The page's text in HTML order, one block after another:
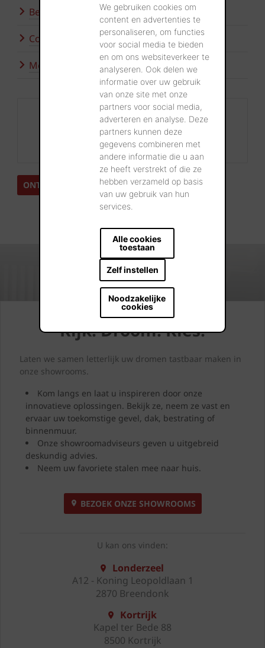
We gebruiken cookies om
content en advertenties te
personaliseren, om functies
voor social media te bieden
en om ons websiteverkeer te
analyseren. Ook delen we
informatie over uw gebruik
van onze site met onze
partners voor social media,
adverteren en analyse. Deze
partners kunnen deze
gegevens combineren met
andere informatie die u aan
ze heeft verstrekt of die ze
hebben verzameld op basis
van uw gebruik van hun
services.
Alle cookies
toestaan
Zelf instellen
Noodzakelijke
cookies
Bezoek onze showroom
Contacteer ons
Meer inspiratie
Contact
+32 56 24 96 38
info@wienerberger.be
ONTDEK DE IMPERIUM ALBIUS GEVELSTEEN
Kijk. Droom. Kies.
Laten we samen letterlijk uw dromen tastbaar maken in
onze showrooms.
Kom langs en laat u inspireren door onze
innovatieve oplossingen. Bekijk ze, neem ze vast en
ervaar uw toekomstige gevel, dak, bestrating of
binnenmuur.
Onze showroomadviseurs geven u uitgebreid
deskundig advies.
Neem uw favoriete stalen mee naar huis.
BEZOEK ONZE SHOWROOMS
U kan ons vinden:
Londerzeel
A12 - Koning Leopoldlaan 1
2870 Breendonk
Kortrijk
Kapel ter Bede 88
8500 Kortrijk